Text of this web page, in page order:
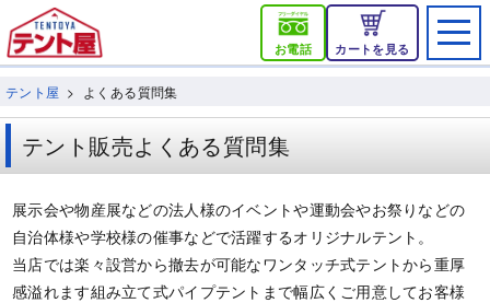
お電話 カートを見る
テント屋 よくある質問集
テント販売よくある質問集
展示会や物産展などの法人様のイベントや運動会やお祭りなどの
自治体様や学校様の催事などで活躍するオリジナルテント。
当店では楽々設営から撤去が可能なワンタッチ式テントから重厚
感溢れます組み立て式パイプテントまで幅広くご用意してお客様